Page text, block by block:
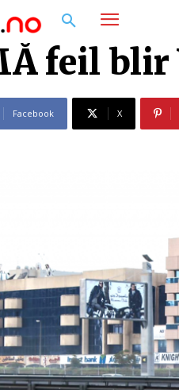
feil blir
Facebook X